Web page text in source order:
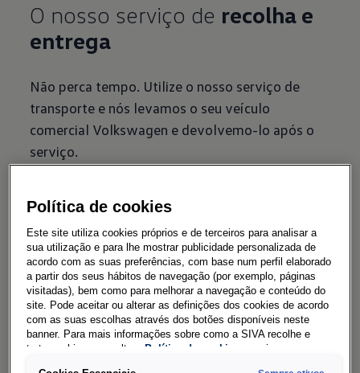
O nosso serviço de recolha e
entrega
Não perca tempo. Utilize o nosso serviço de
transporte e nós levamos o seu veículo
comercial Volkswagen e devolvemo-lo após o
serviço.
O nosso serviço deveículo de
substituição
Não perca tempo. Utilize o nosso serviço de
transporte e nós levamos o seu veículo
comercial Volkswagen e devolvemo-lo após o
Política de cookies
Este site utiliza cookies próprios e de terceiros para analisar a
sua utilização e para lhe mostrar publicidade personalizada de
acordo com as suas preferências, com base num perfil elaborado
a partir dos seus hábitos de navegação (por exemplo, páginas
visitadas), bem como para melhorar a navegação e conteúdo do
site. Pode aceitar ou alterar as definições dos cookies de acordo
com as suas escolhas através dos botões disponíveis neste
banner. Para mais informações sobre como a SIVA recolhe e
trata cookies, consulte aPolítica de cookies em vigor.